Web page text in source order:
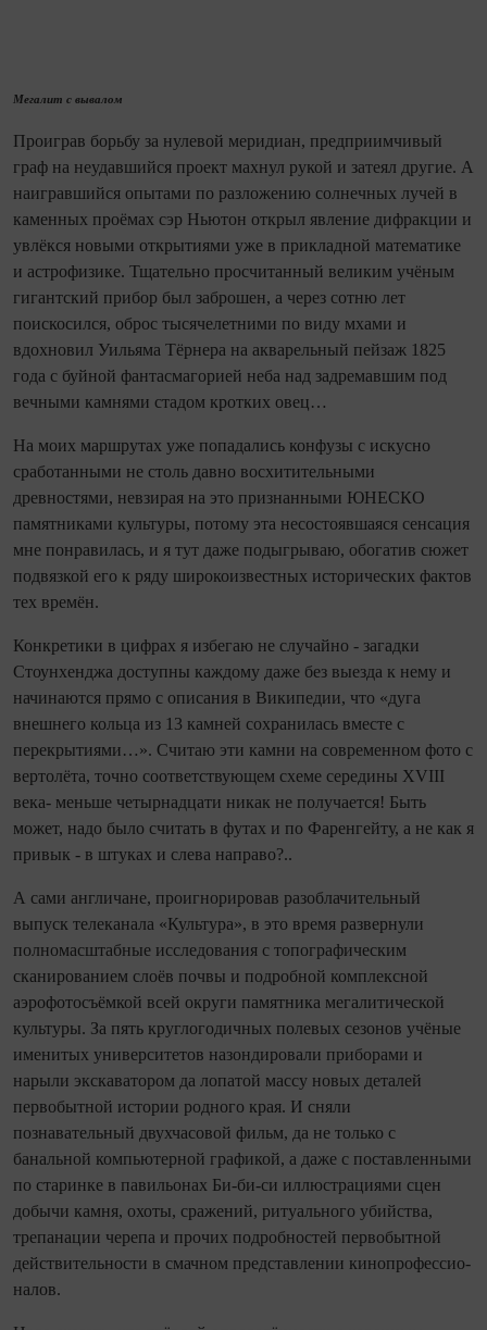
Мегалит с вывалом
Проиграв борьбу за нулевой меридиан, предприимчивый
граф на неудавшийся проект махнул рукой и затеял другие. А
на­иг­равшийся опытами по разложению солнечных лучей в
каменных проёмах сэр Ньютон открыл явление дифракции и
увлёкся новыми открытиями уже в прикладной математике
и астрофизике. Тщательно просчитанный великим учёным
гигантский прибор был заброшен, а через сотню лет
поискосился, оброс тысячелетними по виду мхами и
вдохновил Уильяма Тёрнера на акварельный пейзаж 1825
года с буйной фантасмагорией неба над задремавшим под
вечными камнями стадом кротких овец…
На моих маршрутах уже попадались конфузы с искусно
сработанными не столь давно восхитительными
древностями, невзирая на это признанными ЮНЕСКО
памятниками культуры, потому эта несостоявшаяся сенсация
мне понравилась, и я тут даже подыгрываю, обогатив сюжет
подвязкой его к ряду широкоизвестных исторических фактов
тех времён.
Конкретики в цифрах я избегаю не случайно - загадки
Стоунхенджа доступны каждому даже без выезда к нему и
начинаются прямо с описания в Википедии, что «дуга
внешнего кольца из 13 камней сохранилась вместе с
перекрытиями…». Считаю эти камни на современном фото с
вертолёта, точно соответствующем схеме середины XVIII
века- меньше четырна­дцати никак не получается! Быть
может, надо было считать в футах и по Фаренгейту, а не как я
привык - в штуках и слева направо?..
А сами англичане, проигнорировав разоблачительный
выпуск телеканала «Культура», в это время развернули
полномасштабные исследования с топографическим
сканированием слоёв почвы и по­дробной комплексной
аэрофотосъёмкой всей округи памятника мегалитической
культуры. За пять круглогодичных полевых сезонов учёные
именитых университетов назондировали приборами и
нарыли экскаватором да лопатой массу новых деталей
первобытной истории родного края. И сняли
познавательный двухчасовой фильм, да не только с
банальной компьютерной графикой, а даже с поставленными
по старинке в павильонах Би‑би‑си иллюстрациями сцен
добычи камня, охоты, сражений, ритуального убийства,
трепанации черепа и прочих по­дробностей первобытной
действительности в смачном представлении кинопрофессио­
налов.